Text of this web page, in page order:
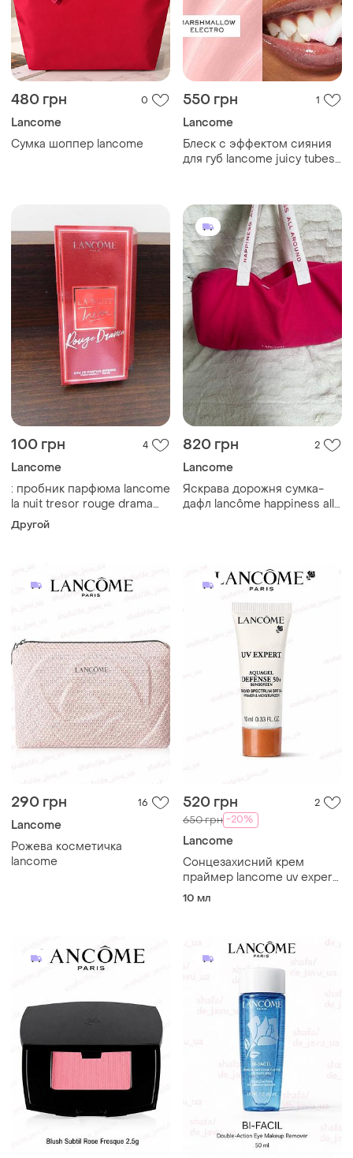
480 грн 0
Lancome
Сумка шоппер lancome
550 грн 1
Lancome
Блеск с эффектом сияния
для губ lancome juicy tubes
100 грн 4
Lancome
: пробник парфюма lancome
la nuit tresor rouge drama
edp intense 1.2 мл
(оригинал)
Другой
820 грн 2
Lancome
Яскрава дорожня сумка-
дафл lancôme happiness all
290 грн 16
Lancome
Рожева косметичка
lancome
520 грн 2
650 грн -20%
Lancome
Сонцезахисний крем
праймер lancome uv expert
defense spf 50+ primer &
10 мл